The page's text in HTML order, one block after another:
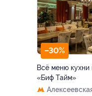
–30%
Всё меню кухни
«Биф Тайм»